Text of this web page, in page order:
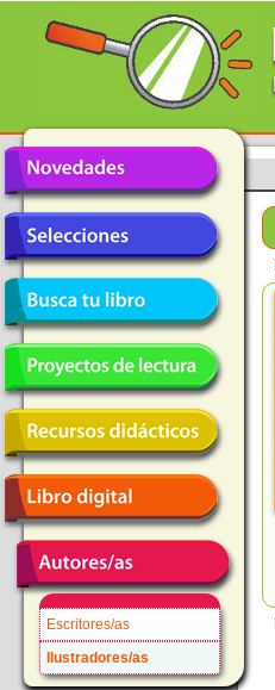
Escritores/as
Ilustradores/as